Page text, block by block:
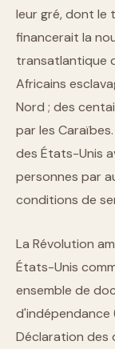
leur gré, dont le
financerait la
transatlantique
Africains
Nord ; des
par les
des États-Unis
personnes par
conditions de
La Révolution
États-Unis
ensemble de
d'indépendance
Déclaration des